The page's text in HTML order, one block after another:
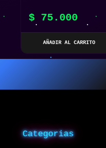
$ 75.000
AÑADIR AL CARRITO
Categorias